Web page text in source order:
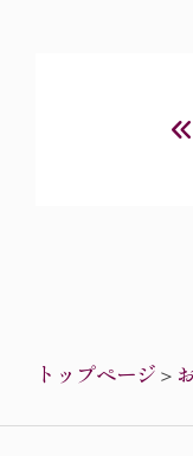
トップページ ＞